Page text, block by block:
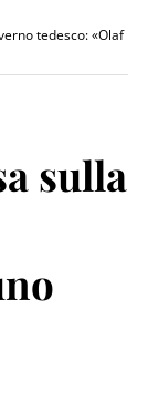
tedesco: «Olaf
sulla